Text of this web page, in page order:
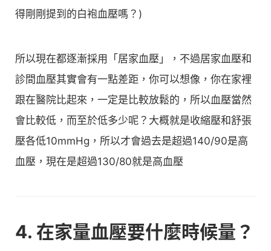
得剛剛提到的白袍血壓嗎？)
所以現在都逐漸採用「居家血壓」，不過居家血壓和
診間血壓其實會有一點差距，你可以想像，你在家裡
跟在醫院比起來，一定是比較放鬆的，所以血壓當然
會比較低，而至於低多少呢？大概就是收縮壓和舒張
壓各低10mmHg，所以才會過去是超過140/90是高
血壓，現在是超過130/80就是高血壓
4. 在家量血壓要什麼時候量？